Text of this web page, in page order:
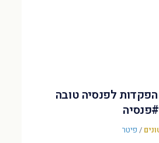
לפנסיה טובה
/ פיטר